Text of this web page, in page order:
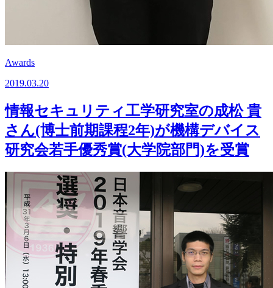
Awards
2019.03.20
情報セキュリティ工学研究室の成松 貴
さん(博士前期課程2年)が機構デバイス
研究会若手優秀賞(大学院部門)を受賞